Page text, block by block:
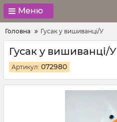
Меню
Головна Гусак у вишиванці/У
Гусак у вишиванці/У
Артикул: 072980